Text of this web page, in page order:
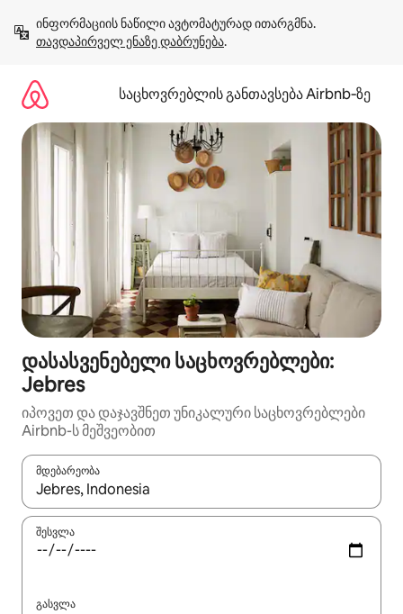
გადასვლა
თავდაპირველ ენაზე დაბრუნება.
საცხოვრებლის განთავსება Airbnb‑ზე
დასასვენებელი საცხოვრებლები:
Jebres
იპოვეთ და დაჯავშნეთ უნიკალური საცხოვრებლები
Airbnb-ს მეშვეობით
მდებარეობა
როცა შედეგები ხელმისაწვდომი გახდება, ნავიგაციისთვის
შესვლა
გასვლა